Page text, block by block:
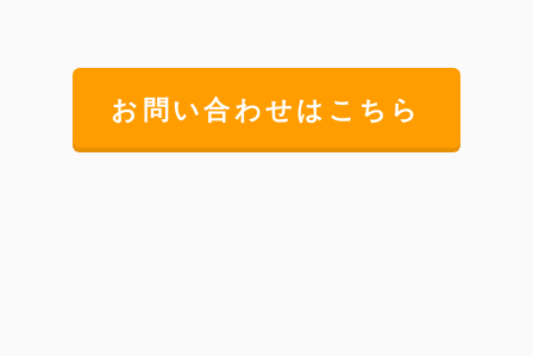
お問い合わせはこちら